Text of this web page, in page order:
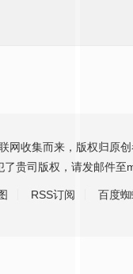
网收集而来，版权归原
贵司版权，请发邮件
RSS订阅 百度蜘